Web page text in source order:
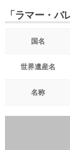
「ラマー・バ
国名
世界遺産名
名称